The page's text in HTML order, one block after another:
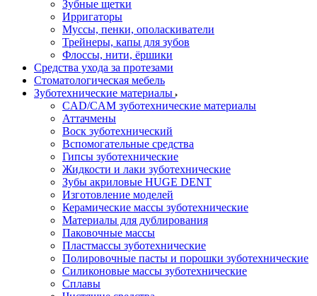
Зубные щетки
Ирригаторы
Муссы, пенки, ополаскиватели
Трейнеры, капы для зубов
Флоссы, нити, ёршики
Средства ухода за протезами
Стоматологическая мебель
Зуботехнические материалы
CAD/CAM зуботехнические материалы
Аттачмены
Воск зуботехнический
Вспомогательные средства
Гипсы зуботехнические
Жидкости и лаки зуботехнические
Зубы акриловые HUGE DENT
Изготовление моделей
Керамические массы зуботехнические
Материалы для дублирования
Паковочные массы
Пластмассы зуботехнические
Полировочные пасты и порошки зуботехнические
Силиконовые массы зуботехнические
Сплавы